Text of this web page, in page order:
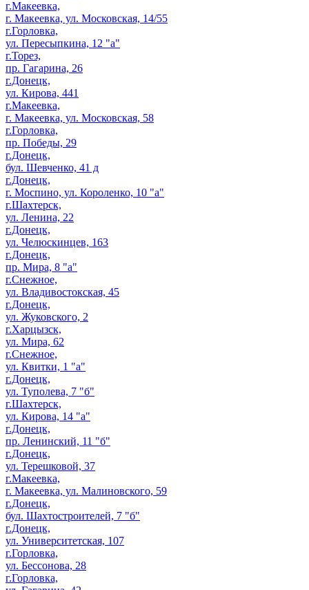
г.Макеевка,
г. Макеевка, ул. Московская, 14/55
г.Горловка,
ул. Пересыпкина, 12 "а"
г.Торез,
пр. Гагарина, 26
г.Донецк,
ул. Кирова, 441
г.Макеевка,
г. Макеевка, ул. Московская, 58
г.Горловка,
пр. Победы, 29
г.Донецк,
бул. Шевченко, 41 д
г.Донецк,
г. Моспино, ул. Короленко, 10 "а"
г.Шахтерск,
ул. Ленина, 22
г.Донецк,
ул. Челюскинцев, 163
г.Донецк,
пр. Мира, 8 "а"
г.Снежное,
ул. Владивостокская, 45
г.Донецк,
ул. Жуковского, 2
г.Харцызск,
ул. Мира, 62
г.Снежное,
ул. Квитки, 1 "а"
г.Донецк,
ул. Туполева, 7 "б"
г.Шахтерск,
ул. Кирова, 14 "а"
г.Донецк,
пр. Ленинский, 11 "б"
г.Донецк,
ул. Терешковой, 37
г.Макеевка,
г. Макеевка, ул. Малиновского, 59
г.Донецк,
бул. Шахтостроителей, 7 "б"
г.Донецк,
ул. Университетская, 107
г.Горловка,
ул. Бессонова, 28
г.Горловка,